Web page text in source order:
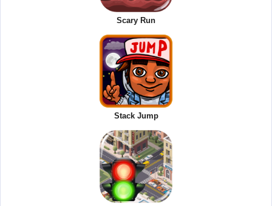
Scary Run
Stack Jump